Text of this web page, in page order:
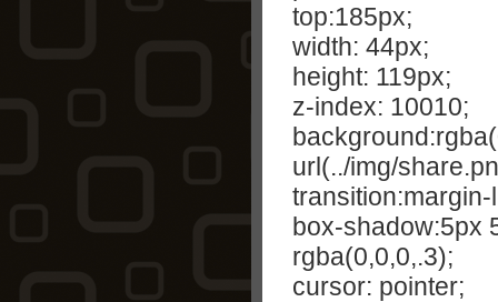
top:185px;
width: 44px;
height: 119px;
z-index: 10010;
url(../img/
box-shadow:5px
rgba(0,0,0,.3);
cursor: pointer;